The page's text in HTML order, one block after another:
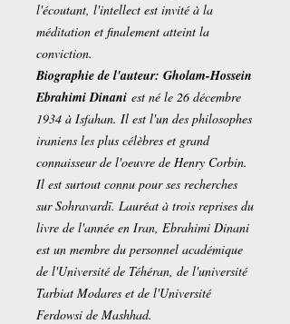
l'écoutant, l'intellect est invité à la
méditation et finalement atteint la
conviction.
Biographie de l'auteur: Gholam-Hossein
Ebrahimi Dinani est né le 26 décembre
1934 à Isfahan. Il est l'un des philosophes
iraniens les plus célèbres et grand
connaisseur de l'oeuvre de Henry Corbin.
Il est surtout connu pour ses recherches
sur Sohravardī. Lauréat à trois reprises du
livre de l'année en Iran, Ebrahimi Dinani
est un membre du personnel académique
de l'Université de Téhéran, de l'université
Tarbiat Modares et de l'Université
Ferdowsi de Mashhad.